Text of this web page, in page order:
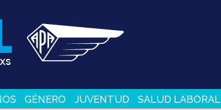
GÉNERO JUVENTUD SALUD LABORAL